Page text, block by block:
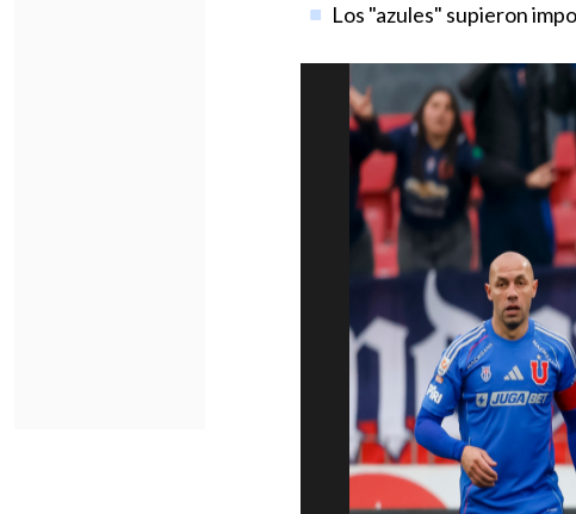
Los "azules" supieron